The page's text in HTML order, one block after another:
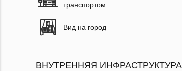
транспортом
Вид на город
ВНУТРЕННЯЯ ИНФРАСТРУКТУРА